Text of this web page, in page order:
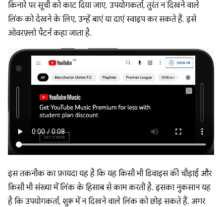
किनारे पर सूची को काट दिया जाए. उपयोगकर्ता, तुरंत न दिखने वाले
लिंक को देखने के लिए, उन्हें बाएं या दाएं स्वाइप कर सकते हैं. इसे
ओवरफ़्लो पैटर्न कहा जाता है.
इस तकनीक का फ़ायदा यह है कि यह किसी भी डिवाइस की चौड़ाई और
किसी भी संख्या में लिंक के हिसाब से काम करती है. इसका नुकसान यह
है कि उपयोगकर्ता, शुरू में न दिखने वाले लिंक को छोड़ सकते हैं. अगर